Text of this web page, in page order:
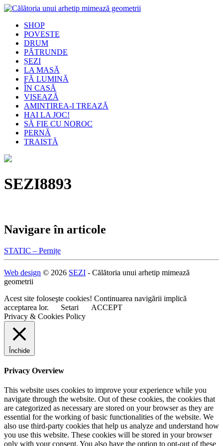
SHOP
POVESTE
DRUM
PĂTRUNDE
ȘEZI
LA MASĂ
FĂ LUMINĂ
ÎN CASĂ
VISEAZĂ
AMINTIREA-I TREAZĂ
HAI LA JOC!
SĂ FIE CU NOROC
PERNĂ
TRAISTĂ
SEZI8893
Navigare în articole
STATIC – Pernițe
Web design © 2026 SEZI - Călătoria unui arhetip mimează
geometrii
Acest site foloseşte cookies! Continuarea navigării implică
acceptarea lor.
Setari
ACCEPT
Privacy & Cookies Policy
Închide
Privacy Overview
This website uses cookies to improve your experience while you
navigate through the website. Out of these cookies, the cookies that
are categorized as necessary are stored on your browser as they are
essential for the working of basic functionalities of the website. We
also use third-party cookies that help us analyze and understand how
you use this website. These cookies will be stored in your browser
only with your consent. You also have the option to opt-out of these